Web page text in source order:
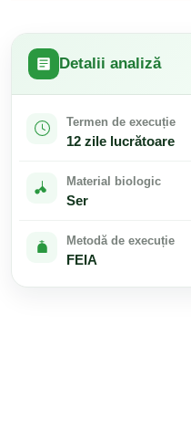
Detalii analiză
Termen de execuție
12 zile lucrătoare
Material biologic
Ser
Metodă de execuție
FEIA